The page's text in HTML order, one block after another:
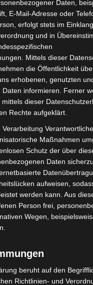
#LEaTcon.
in Hamburg.
Nachhaltigkeit,
wir bereits
neuer Mitglieder
Daten,
E-Mail-Adresse oder
erfolgt stets im
und in
Mittels dieser
die Öffentlichkeit
erhobenen, genutzten
informieren. Ferner
dieser
Rechte aufgeklärt.
Maßnahmen
Schutz der über
Daten
aufweisen,
werden kann. Aus
Person frei,
Wegen,
beruht auf den
Richtlinien- und